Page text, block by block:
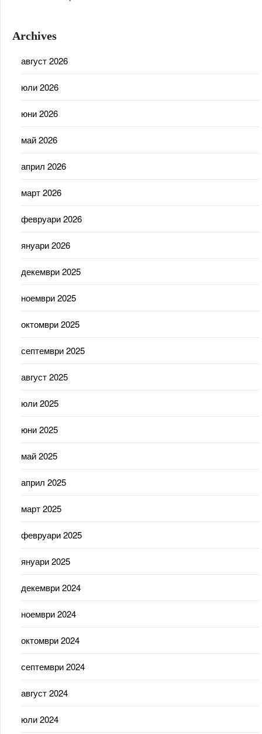
Archives
август 2026
юли 2026
юни 2026
май 2026
април 2026
март 2026
февруари 2026
януари 2026
декември 2025
ноември 2025
октомври 2025
септември 2025
август 2025
юли 2025
юни 2025
май 2025
април 2025
март 2025
февруари 2025
януари 2025
декември 2024
ноември 2024
октомври 2024
септември 2024
август 2024
юли 2024